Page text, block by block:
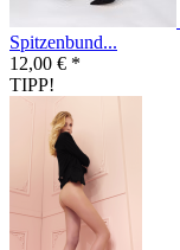
Spitzenbund...
12,00 € *
TIPP!